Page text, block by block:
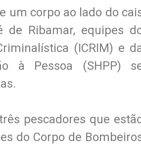
um corpo ao lado do
Ribamar, equipes
(ICRIM) e
à Pessoa (SHPP)
pescadores que
do Corpo de